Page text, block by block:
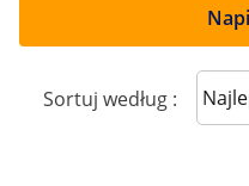
Sortuj według :